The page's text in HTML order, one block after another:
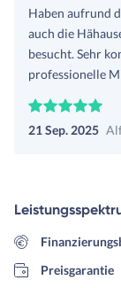
Haben aufrund
auch die
besucht. Sehr
professionelle
21 Sep. 2025
Preisgarantie